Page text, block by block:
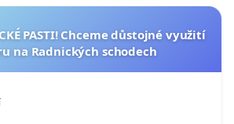
PASTI! Chceme důstojné využití
na Radnických schodech